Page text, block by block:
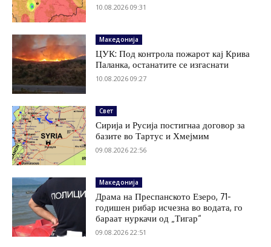
10.08.2026 09:31
Македонија
ЦУК: Под контрола пожарот кај Крива
Паланка, останатите се изгаснати
10.08.2026 09:27
Свет
Сирија и Русија постигнаа договор за
базите во Тартус и Хмејмим
09.08.2026 22:56
Македонија
Драма на Преспанското Езеро, 71-
годишен рибар исчезна во водата, го
бараат нуркачи од „Тигар“
09.08.2026 22:51